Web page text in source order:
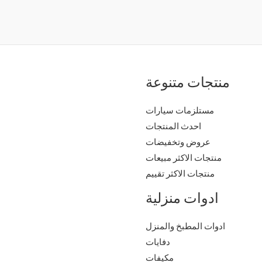
منتجات متنوعة
مستلزمات سيارات
احدث المنتجات
عروض وتخفيضات
منتجات الاكثر مبيعات
منتجات الاكثر تقييم
ادوات منزلية
ادوات المطبخ والمنزل
دفايات
مكيفات